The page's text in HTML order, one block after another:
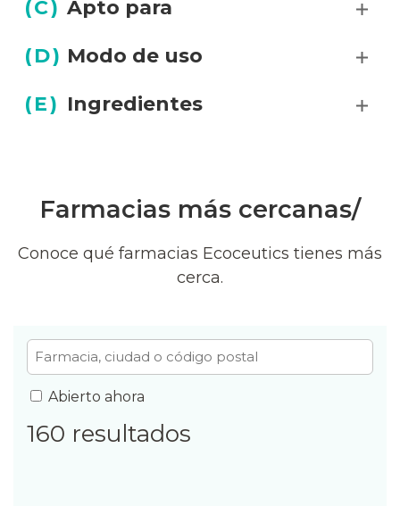
(C) Apto para
(D) Modo de uso
(E) Ingredientes
Farmacias más cercanas/
Conoce qué farmacias Ecoceutics tienes más
cerca.
Filtrar
lista
Abierto ahora
160 resultados